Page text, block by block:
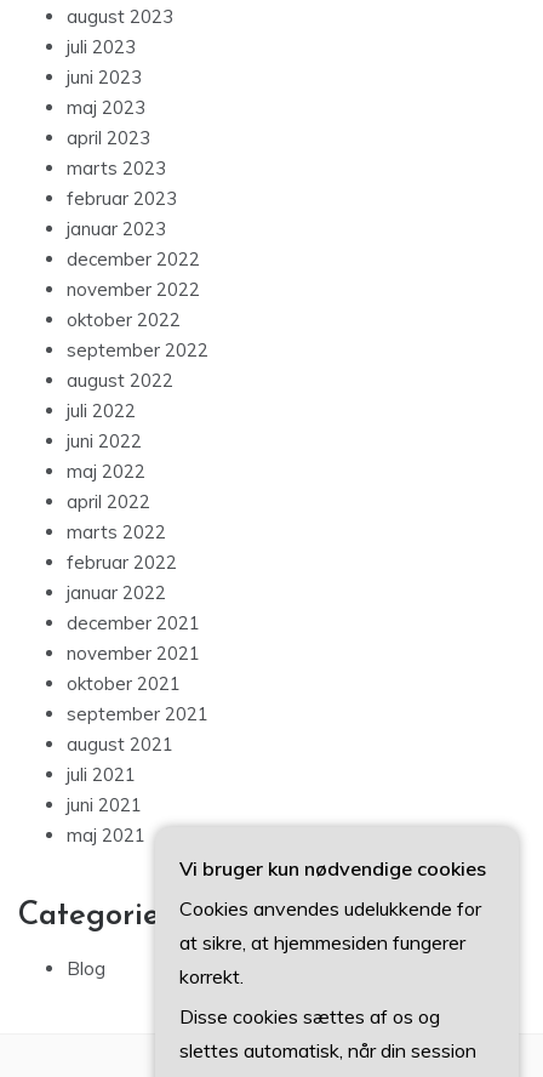
august 2023
juli 2023
juni 2023
maj 2023
april 2023
marts 2023
februar 2023
januar 2023
december 2022
november 2022
oktober 2022
september 2022
august 2022
juli 2022
juni 2022
maj 2022
april 2022
marts 2022
februar 2022
januar 2022
december 2021
november 2021
oktober 2021
september 2021
august 2021
juli 2021
juni 2021
maj 2021
Categories
Blog
Vi bruger kun nødvendige cookies
Cookies anvendes udelukkende for
at sikre, at hjemmesiden fungerer
korrekt.
Disse cookies sættes af os og
slettes automatisk, når din session